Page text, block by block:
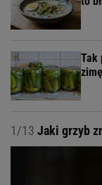
Tak
1/13 Jaki grzyb